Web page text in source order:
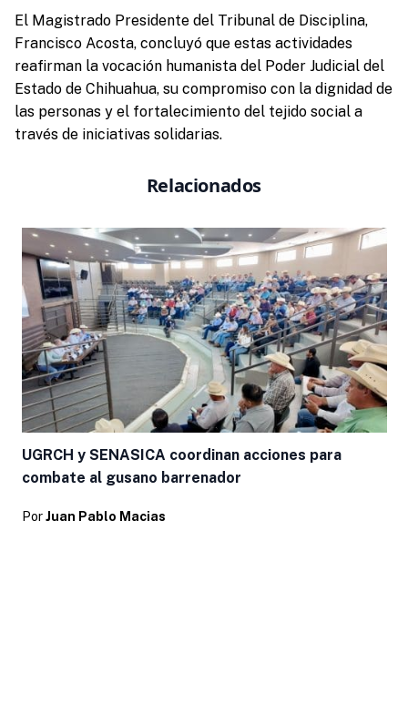
El Magistrado Presidente del Tribunal de Disciplina,
Francisco Acosta, concluyó que estas actividades
reafirman la vocación humanista del Poder Judicial del
Estado de Chihuahua, su compromiso con la dignidad de
las personas y el fortalecimiento del tejido social a
través de iniciativas solidarias.
Relacionados
UGRCH y SENASICA coordinan acciones para
combate al gusano barrenador
Por Juan Pablo Macias